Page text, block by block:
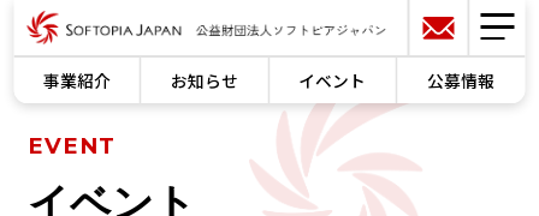
事業紹介 お知らせ イベント 公募情報
EVENT
イベント